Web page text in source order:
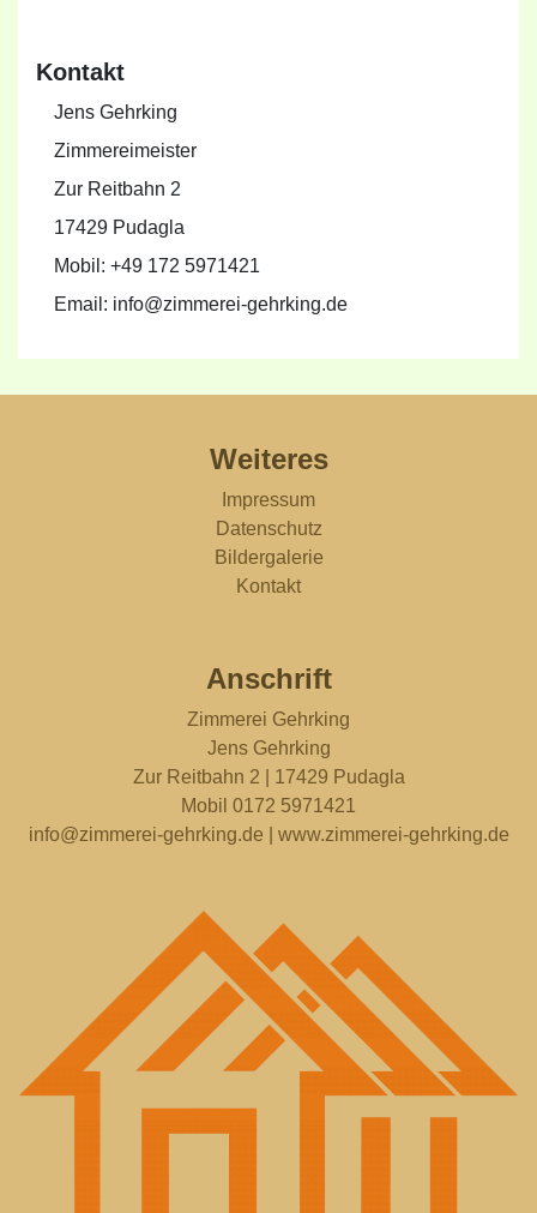
Kontakt
Jens Gehrking
Zimmereimeister
Zur Reitbahn 2
17429 Pudagla
Mobil: +49 172 5971421
Email: info@zimmerei-gehrking.de
Weiteres
Impressum
Datenschutz
Bildergalerie
Kontakt
Anschrift
Zimmerei Gehrking
Jens Gehrking
Zur Reitbahn 2 | 17429 Pudagla
Mobil 0172 5971421
info@zimmerei-gehrking.de | www.zimmerei-gehrking.de